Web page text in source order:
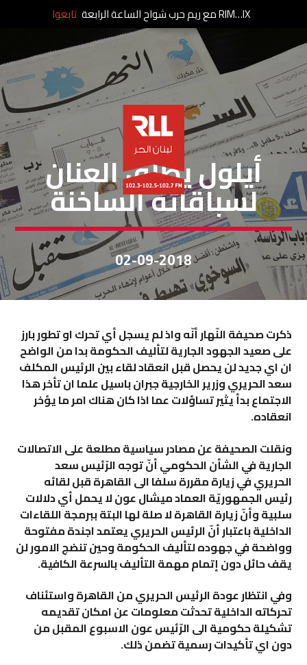
مقالات
أيلول يطلق العنان
لسباقاته الساخنة
02-09-2018
ذكرت صحيفة النّهار أنّه واذ لم يسجل أي تحرك او تطور بارز
على صعيد الجهود الجارية لتأليف الحكومة بدا من الواضح
ان اي جديد لن يحصل قبل انعقاد لقاء بين الرئيس المكلف
سعد الحريري وزرير الخارجية جبران باسيل علما ان تأخر هذا
الاجتماع بدأ يثير تساؤلات عما اذا كان هناك امر ما يؤخر
انعقاده.
ونقلت الصحيفة عن مصادر سياسية مطلعة على الاتصالات
الجارية في الشأن الحكومي أنّ توجه الرّئيس سعد
الحريري في زيارة مقررة سلفا الى القاهرة قبل لقائه
رئيس الجمهوريّة العماد ميشال عون لا يحمل أي دلالات
سلبية وأنّ زيارة القاهرة لا صلة لها البتة ببرمجة اللقاءات
الداخلية باعتبار أنّ الرئيس الحريري يعتمد اجندة مفتوحة
وواضحة في جهوده لتأليف الحكومة وحين تنضج الامور لن
يقف حائل دون إتمام مهمة التأليف بالسرعة الكافية.
وفي انتظار عودة الرئيس الحريري من القاهرة واستئناف
تحركاته الداخلية تحدثت معلومات عن امكان تقديمه
تشكيلة حكومية الى الرّئيس عون الاسبوع المقبل من
دون اي تأكيدات رسمية تضمن ذلك.
RIM…IX مع ريم حرب شواح الساعة الرابعة تابعوا